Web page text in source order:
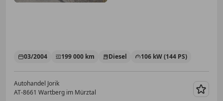
03/2004 199 000 km Diesel 106 kW (144 PS)
Autohandel Jorik
AT-8661 Wartberg im Mürztal